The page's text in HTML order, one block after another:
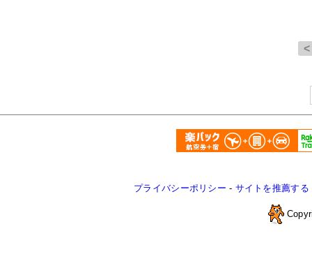
プライバシーポリシー - サイトを推薦する